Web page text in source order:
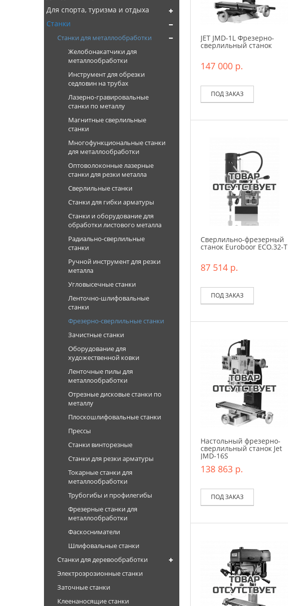
Для спорта, туризма и отдыха
Станки
Станки для металлообработки
Желобонакатчики для
металлообработки
Инструмент для обрезки
седловин на трубах
Лазерно-гравировальные
станки по металлу
Магнитные сверлильные
станки
Многофункциональные станки
для металлообработки
Оптоволоконные лазерные
станки для резки металла
Сверлильные станки
Станки для гибки арматуры
Станки и оборудование для
обработки листового металла
Радиально-сверлильные
станки
Ручной инструмент для резки
металла
Угловысечные станки
Ленточно-шлифовальные
станки
Фрезерно-сверлильные станки
Зачистные станки
Оборудование для
художественной ковки
Ленточные пилы для
металлообработки
Отрезные дисковые станки по
металлу
Плоскошлифовальные станки
Прессы
Станки винторезные
Станки для резки арматуры
Токарные станки для
металлообработки
Трубогибы и профилегибы
Фрезерные станки для
металлообработки
Фаскосниматели
Шлифовальные станки
Станки для деревообработки
Электроэрозионные станки
Заточные станки
Клеенаносящие станки
JET JMD-1L Фрезерно-
сверлильный станок
147 000 р.
ПОД ЗАКАЗ
Сверлильно-фрезерный
станок Euroboor ECO.32-Т
87 514 р.
ПОД ЗАКАЗ
Настольный фрезерно-
сверлильный станок Jet
JMD-16S
138 863 р.
ПОД ЗАКАЗ